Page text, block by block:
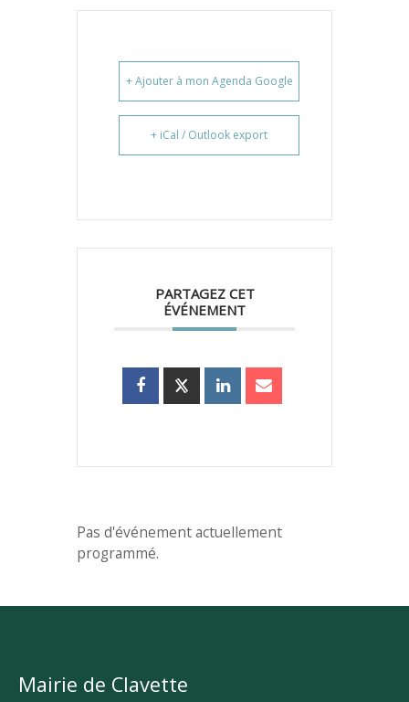
+ Ajouter à mon Agenda Google
+ iCal / Outlook export
PARTAGEZ CET
ÉVÉNEMENT
Pas d'événement actuellement
programmé.
Mairie de Clavette